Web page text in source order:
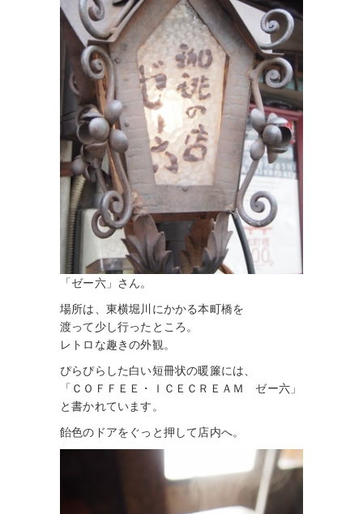
「ゼー六」さん。
場所は、東横堀川にかかる本町橋を
渡って少し行ったところ。
レトロな趣きの外観。
ぴらぴらした白い短冊状の暖簾には、
「ＣＯＦＦＥＥ・ＩＣＥＣＲＥＡＭ ゼー六」
と書かれています。
飴色のドアをぐっと押して店内へ。